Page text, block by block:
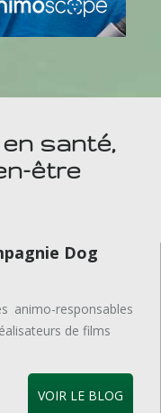
santé,
être
Dog
animo-responsables
de films
VOIR LE BLOG